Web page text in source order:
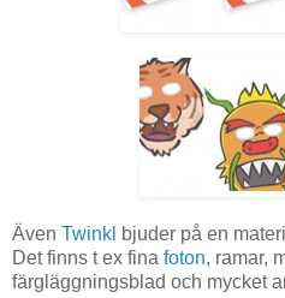
Även Twinkl bjuder på en
Det finns t ex fina foton, ramar,
färgläggningsblad och mycket